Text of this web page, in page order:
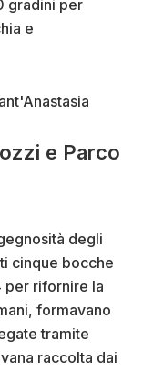
gradini per
e
e Parco
degli
cinque bocche
per rifornire la
formavano
tramite
raccolta dai